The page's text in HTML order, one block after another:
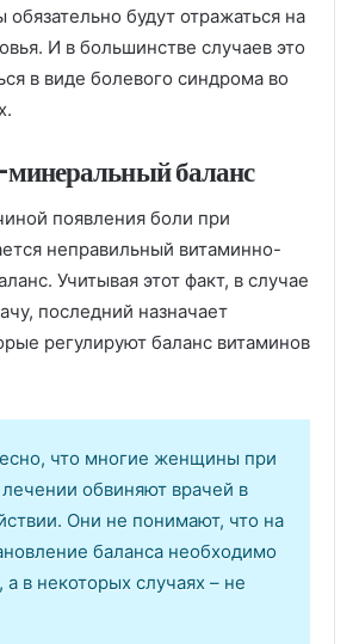
обязательно будут отражаться на
И в большинстве случаев это
в виде болевого синдрома во
баланс
появления боли при
неправильный витаминно-
Учитывая этот факт, в случае
последний назначает
регулируют баланс витаминов
что многие женщины при
обвиняют врачей в
Они не понимают, что на
баланса необходимо
а в некоторых случаях – не